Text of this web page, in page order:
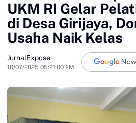
UKM RI Gelar
di Desa Girijaya,
Usaha Naik Kelas
JurnalExpose
10/07/2025 05:21:00 PM